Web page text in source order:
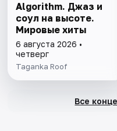
Algorithm. Джаз и
соул на высоте.
Мировые хиты
6 августа 2026 •
четверг
Taganka Roof
Все